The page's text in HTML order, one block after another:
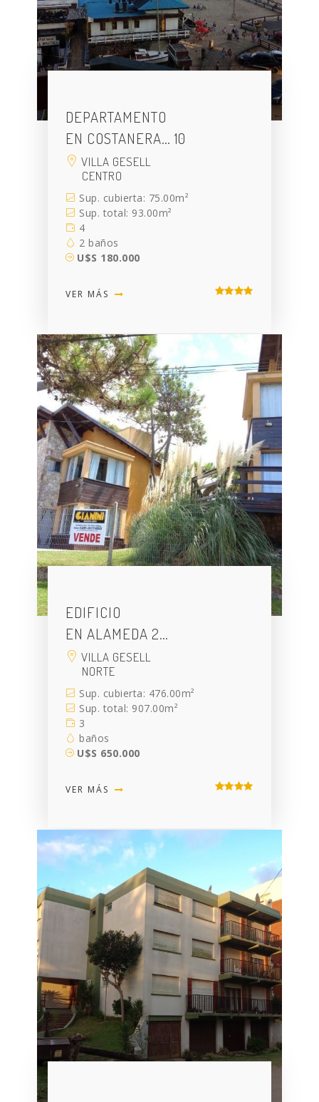
DEPARTAMENTO
EN COSTANERA… 10
VILLA GESELL
CENTRO
Sup. cubierta: 75.00m²
Sup. total: 93.00m²
4
2 baños
U$S 180.000
VER MÁS
EDIFICIO
EN ALAMEDA 2…
VILLA GESELL
NORTE
Sup. cubierta: 476.00m²
Sup. total: 907.00m²
3
baños
U$S 650.000
VER MÁS